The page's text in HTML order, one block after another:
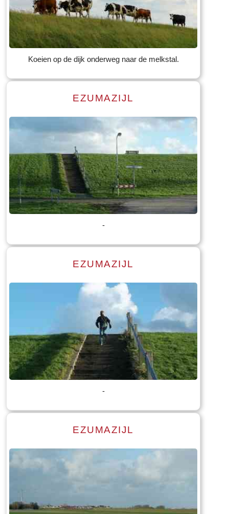
Lees meer
Tekst: © Foto: © Jan Joustra
Koeien op de dijk onderweg naar de melkstal.
Lees meer
Tekst: © Foto: © Jannie Dijkstra
EZUMAZIJL
-
Lees meer
Tekst: © Foto: © Bauke Folkertsma
EZUMAZIJL
-
Lees meer
EZUMAZIJL